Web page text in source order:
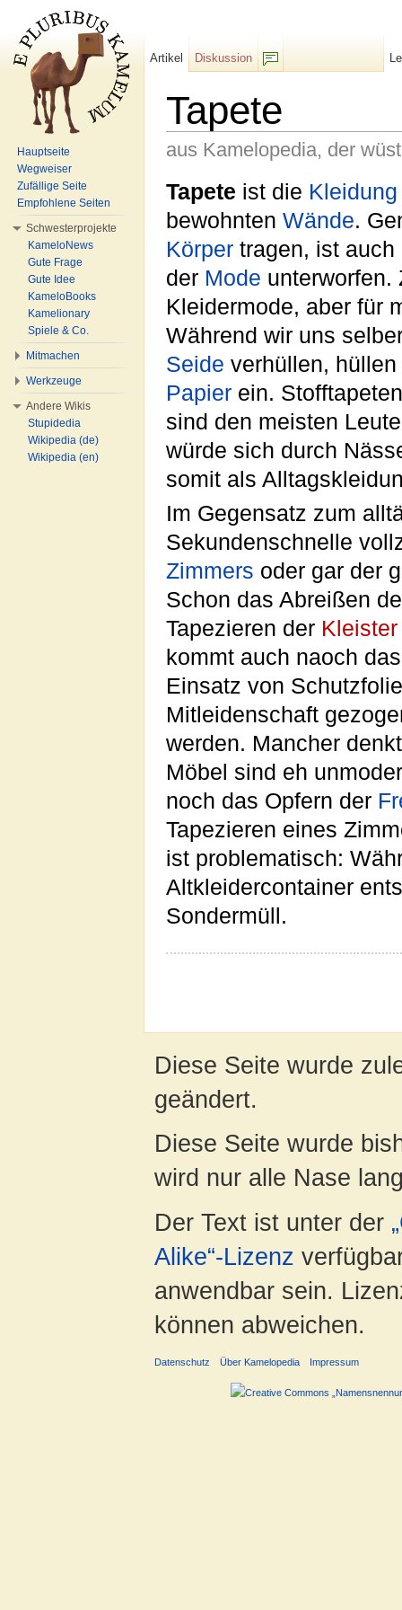
Tapete
aus Kamelopedia, der
Tapete ist die Kleidung
bewohnten Wände.
Körper tragen, ist auch
der Mode unterworfen.
Kleidermode, aber für
Während wir uns
Seide verhüllen,
Papier ein.
sind den meisten
würde sich durch
somit als
Im Gegensatz zum
Sekundenschnelle
Zimmers oder gar der
Schon das Abreißen
Tapezieren der Kleister
kommt auch naoch
Einsatz von
Mitleidenschaft
werden. Mancher
Möbel sind eh
noch das Opfern der
Tapezieren eines
ist problematisch:
Altkleidercontainer
Sondermüll.
Artikel
Diskussion
Hauptseite
Wegweiser
Zufällige Seite
Empfohlene Seiten
Schwesterprojekte
KameloNews
Gute Frage
Gute Idee
KameloBooks
Kamelionary
Spiele & Co.
Mitmachen
Werkzeuge
Andere Wikis
Stupidedia
Wikipedia (de)
Wikipedia (en)
Diese Seite wurde
geändert.
Diese Seite wurde
wird nur alle Nase
Der Text ist unter der
Alike“-Lizenz
anwendbar sein.
können abweichen.
Datenschutz Über Kamelopedia Impressum